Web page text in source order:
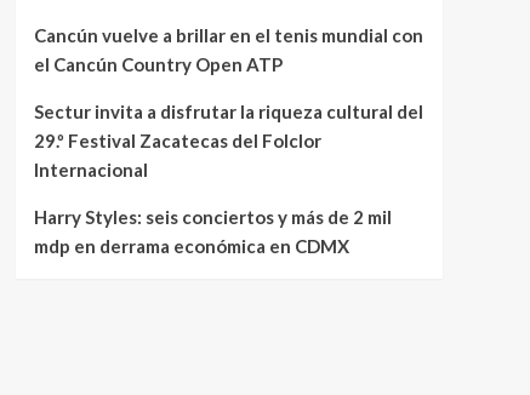
Cancún vuelve a brillar en el tenis mundial con
el Cancún Country Open ATP
Sectur invita a disfrutar la riqueza cultural del
29.º Festival Zacatecas del Folclor
Internacional
Harry Styles: seis conciertos y más de 2 mil
mdp en derrama económica en CDMX